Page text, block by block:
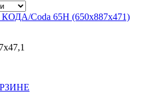
КОДА/Coda 65Н (650х887х471)